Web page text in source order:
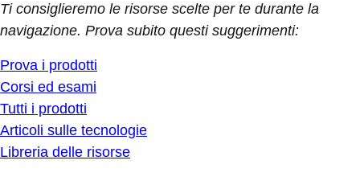
Ti consiglieremo le risorse scelte per te durante la
navigazione. Prova subito questi suggerimenti:
Prova i prodotti
Corsi ed esami
Tutti i prodotti
Articoli sulle tecnologie
Libreria delle risorse